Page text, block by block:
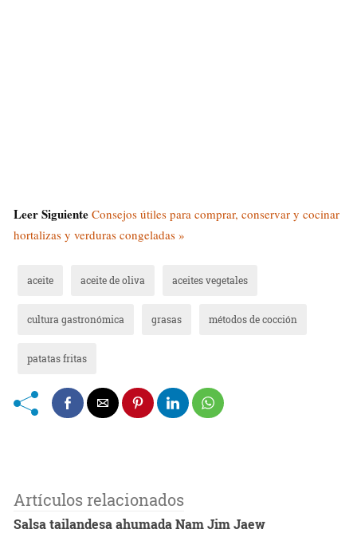
Leer Siguiente Consejos útiles para comprar, conservar y cocinar
hortalizas y verduras congeladas »
aceite aceite de oliva aceites vegetales
cultura gastronómica grasas métodos de cocción
patatas fritas
Artículos relacionados
Salsa tailandesa ahumada Nam Jim Jaew